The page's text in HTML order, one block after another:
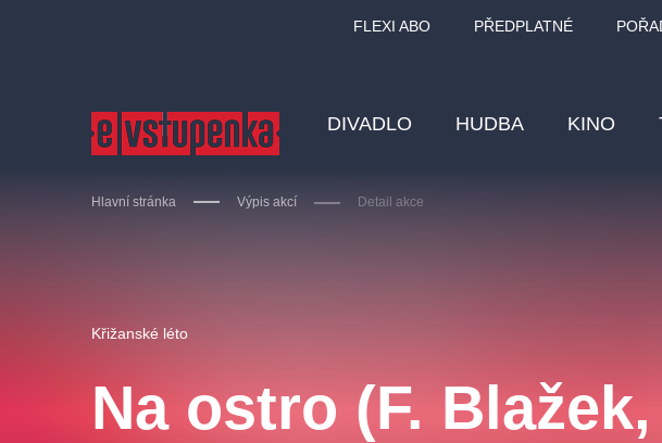
FLEXI ABO PŘEDPLATNÉ
DIVADLO HUDBA KINO
Hlavní stránka Výpis akcí Detail akce
Křižanské léto
Na ostro (F. Blažek,
divadlo premiéra klasickáhudba